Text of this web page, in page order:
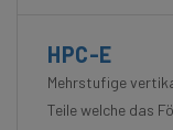
HPC-E
Mehrstufige
Teile welche das